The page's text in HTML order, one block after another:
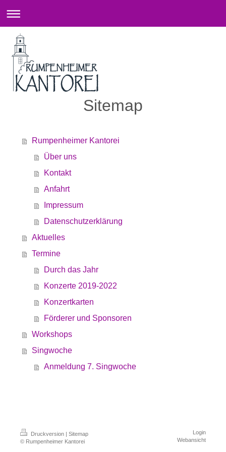
Sitemap
Rumpenheimer Kantorei
Über uns
Kontakt
Anfahrt
Impressum
Datenschutzerklärung
Aktuelles
Termine
Durch das Jahr
Konzerte 2019-2022
Konzertkarten
Förderer und Sponsoren
Workshops
Singwoche
Anmeldung 7. Singwoche
Druckversion | Sitemap
© Rumpenheimer Kantorei
Login
Webansicht